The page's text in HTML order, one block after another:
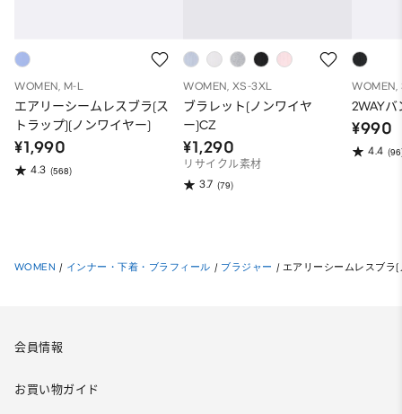
WOMEN, M-L
エアリーシームレスブラ(ス
トラップ)(ノンワイヤー)
¥1,990
4.3 (568)
WOMEN, XS-3XL
ブラレット(ノンワイヤ
ー)CZ
¥1,290
リサイクル素材
3.7 (79)
WOMEN,
2WAYバ
¥990
4.4
WOMEN / インナー・下着・ブラフィール / ブラジャー / エアリーシームレスブラ
会員情報
お買い物ガイド